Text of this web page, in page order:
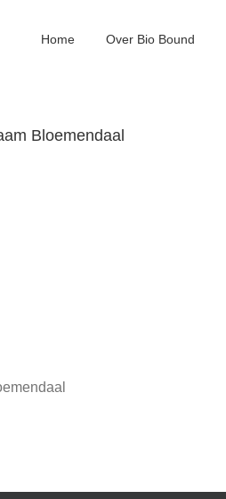
Home Over Bio Bound
Bloemendaal